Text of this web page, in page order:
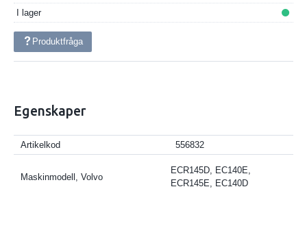
I lager
Produktfråga
Egenskaper
Artikelkod 556832
Maskinmodell, Volvo
ECR145D, EC140E,
ECR145E, EC140D